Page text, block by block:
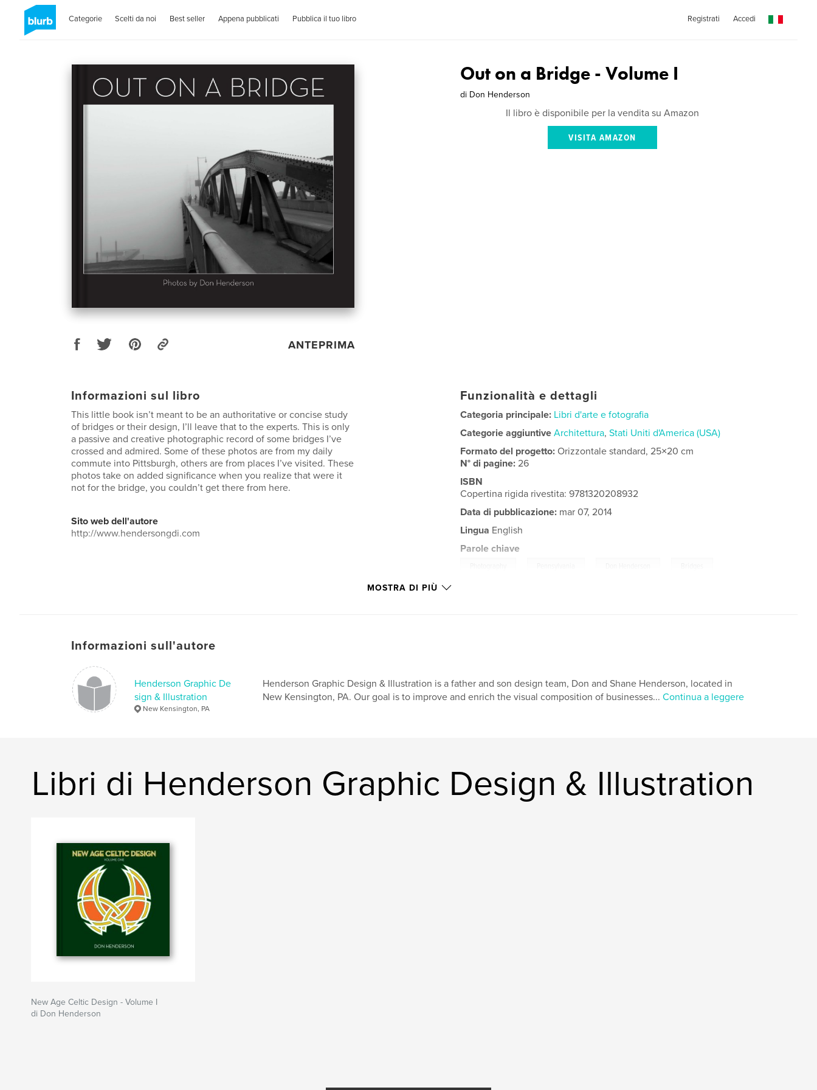
Categorie Scelti da noi Best seller Appena pubblicati Pubblica il tuo libro Registrati Accedi
ANTEPRIMA
Out on a Bridge - Volume I
di Don Henderson
Il libro è disponibile per la vendita su Amazon
VISITA AMAZON
Informazioni sul libro
This little book isn’t meant to be an authoritative or concise study
of bridges or their design, I’ll leave that to the experts. This is only
a passive and creative photographic record of some bridges I’ve
crossed and admired. Some of these photos are from my daily
commute into Pittsburgh, others are from places I’ve visited. These
photos take on added significance when you realize that were it
not for the bridge, you couldn’t get there from here.
Sito web dell'autore
http://www.hendersongdi.com
Funzionalità e dettagli
Categoria principale: Libri d'arte e fotografia
Categorie aggiuntive Architettura,Stati Uniti d'America (USA)
Formato del progetto:Orizzontale standard, 25×20 cm
N° di pagine:26
ISBN
Copertina rigida rivestita: 9781320208932
Data di pubblicazione: mar 07, 2014
Lingua English
Parole chiave
MOSTRA DI PIÙ
Informazioni sull'autore
Henderson Graphic De
sign & Illustration
New Kensington, PA
Henderson Graphic Design & Illustration is a father and son design team, Don and Shane Henderson, located in
New Kensington, PA. Our goal is to improve and enrich the visual composition of businesses... Continua a leggere
Libri di Henderson Graphic Design & Illustration
New Age Celtic Design - Volume I
di Don Henderson